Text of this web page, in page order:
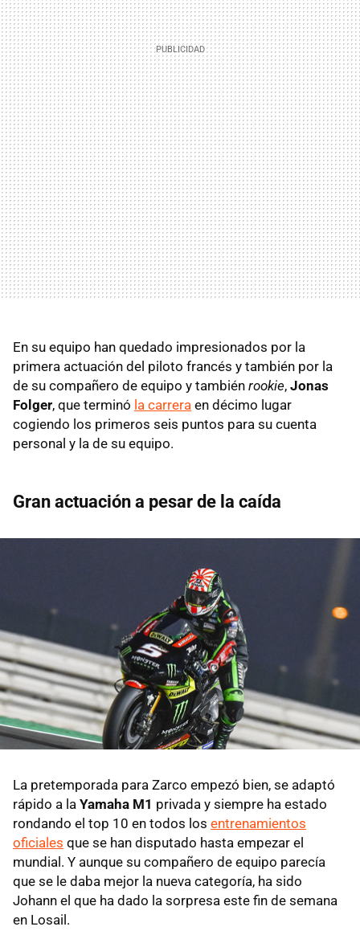
En su equipo han quedado impresionados por la
primera actuación del piloto francés y también por la
de su compañero de equipo y también rookie, Jonas
Folger, que terminó la carrera en décimo lugar
cogiendo los primeros seis puntos para su cuenta
personal y la de su equipo.
Gran actuación a pesar de la caída
La pretemporada para Zarco empezó bien, se adaptó
rápido a la Yamaha M1 privada y siempre ha estado
rondando el top 10 en todos los entrenamientos
oficiales que se han disputado hasta empezar el
mundial. Y aunque su compañero de equipo parecía
que se le daba mejor la nueva categoría, ha sido
Johann el que ha dado la sorpresa este fin de semana
en Losail.